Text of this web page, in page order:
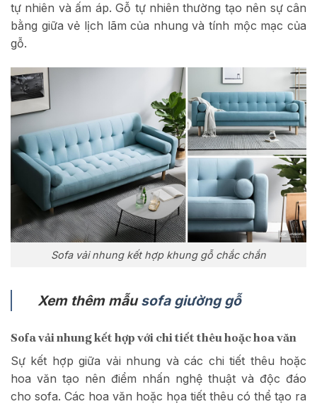
tự nhiên và ấm áp. Gỗ tự nhiên thường tạo nên sự cân
bằng giữa vẻ lịch lãm của nhung và tính mộc mạc của
gỗ.
Sofa vải nhung kết hợp khung gỗ chắc chắn
Xem thêm mẫusofa giường gỗ
Sofa vải nhung kết hợp với chi tiết thêu hoặc hoa văn
Sự kết hợp giữa vải nhung và các chi tiết thêu hoặc
hoa văn tạo nên điểm nhấn nghệ thuật và độc đáo
cho sofa. Các hoa văn hoặc họa tiết thêu có thể tạo ra